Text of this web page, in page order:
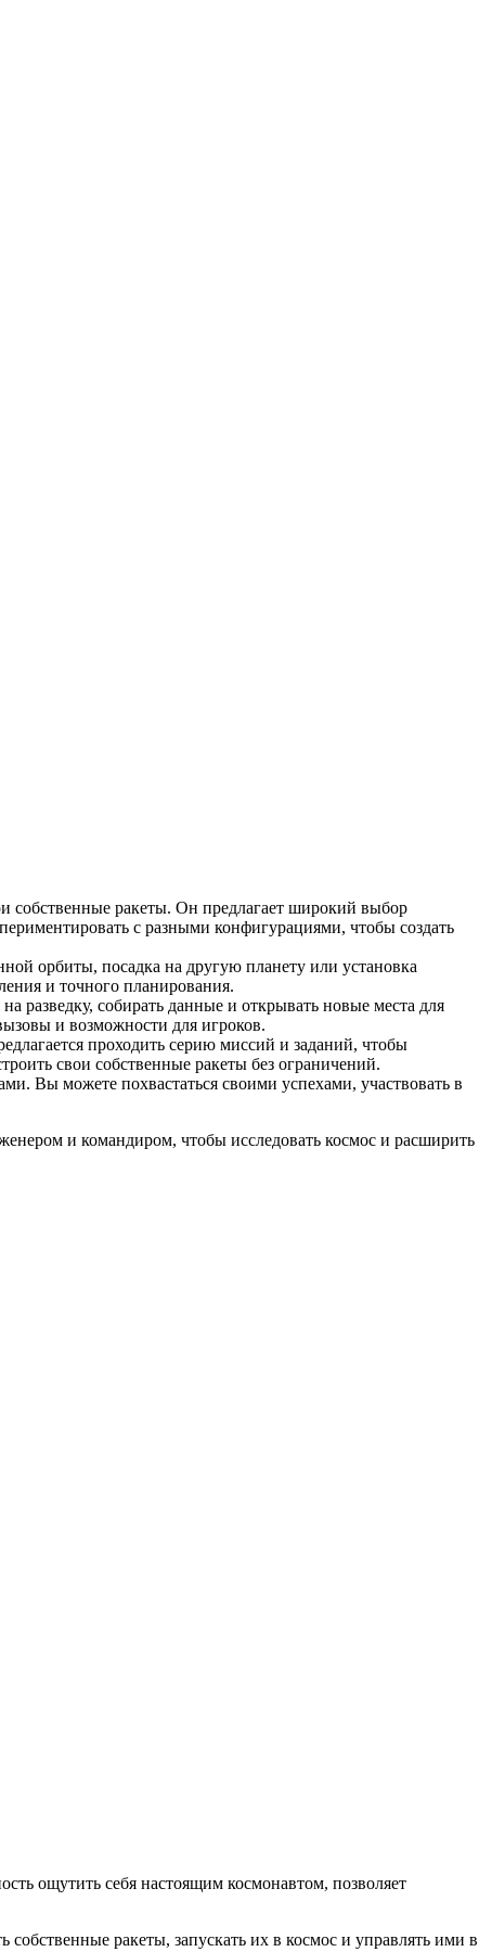
собственные ракеты. Он предлагает широкий выбор
с разными конфигурациями, чтобы создать
орбиты, посадка на другую планету или установка
и точного планирования.
разведку, собирать данные и открывать новые места для
и возможности для игроков.
проходить серию миссий и заданий, чтобы
свои собственные ракеты без ограничений.
Вы можете похвастаться своими успехами, участвовать в
и командиром, чтобы исследовать космос и расширить
ощутить себя настоящим космонавтом, позволяет
ракеты, запускать их в космос и управлять ими в